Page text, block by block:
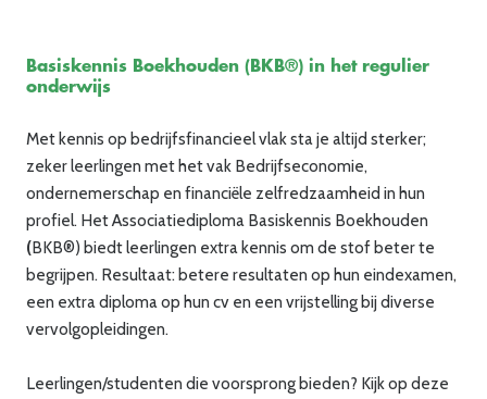
Basiskennis Boekhouden (BKB®) in het regulier
onderwijs
Met kennis op bedrijfsfinancieelvlak sta je altijd sterker;
zeker leerlingen met het vak Bedrijfseconomie,
ondernemerschap en financiële zelfredzaamheid in hun
profiel. Het Associatiediploma Basiskennis Boekhouden
(BKB®) biedt leerlingen extra kennis om de stof beter te
begrijpen. Resultaat: betere resultaten op hun eindexamen,
een extra diploma op hun cv en een vrijstelling bij diverse
vervolgopleidingen.
Leerlingen/studenten die voorsprong bieden? Kijk op deze